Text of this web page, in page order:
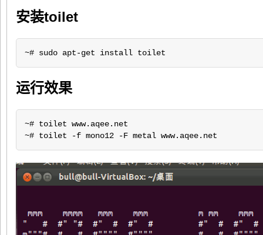
安装toilet
~# sudo apt-get install toilet
运行效果
~# toilet www.aqee.net
~# toilet -f mono12 -F metal www.aqee.net